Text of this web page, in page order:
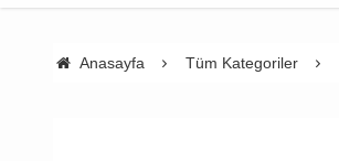
Anasayfa Tüm Kategoriler